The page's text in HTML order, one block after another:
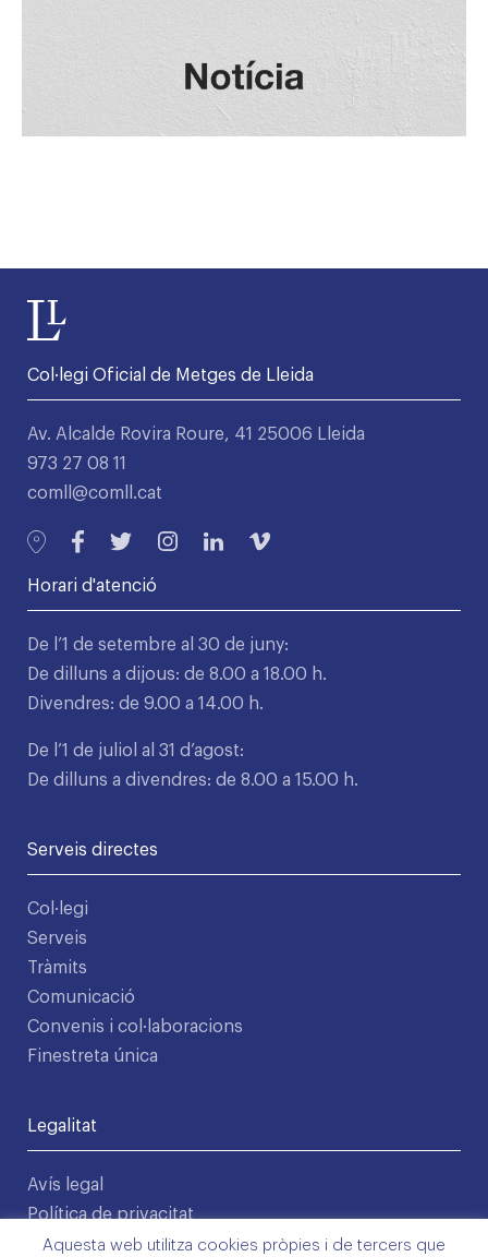
Col·legi Oficial de Metges de Lleida
Av. Alcalde Rovira Roure, 41 25006 Lleida
973 27 08 11
comll@comll.cat
Horari d'atenció
De l’1 de setembre al 30 de juny:
De dilluns a dijous: de 8.00 a 18.00 h.
Divendres: de 9.00 a 14.00 h.
De l’1 de juliol al 31 d’agost:
De dilluns a divendres: de 8.00 a 15.00 h.
Serveis directes
Col·legi
Serveis
Tràmits
Comunicació
Convenis i col·laboracions
Finestreta única
Legalitat
Avís legal
Política de privacitat
Condicions d'ús
Aquesta web utilitza cookies pròpies i de tercers que